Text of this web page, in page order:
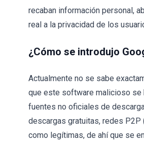
recaban información personal,
real a la privacidad de los
¿Cómo se introdujo
Actualmente no se sabe
que este software malicioso se
fuentes no oficiales de
descargas gratuitas, redes
como legítimas, de ahí que se